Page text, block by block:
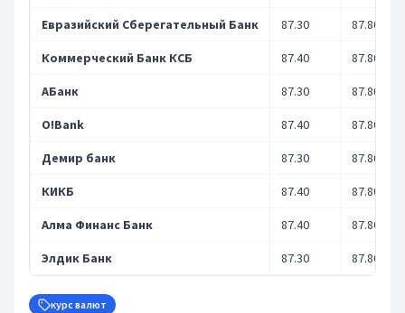
Евразийский Сберегательный Банк 87.30 87.80
Коммерческий Банк КСБ 87.40 87.80
АБанк 87.30 87.80
O!Bank 87.40 87.80
Демир банк 87.30 87.80
КИКБ 87.40 87.80
Алма Финанс Банк 87.40 87.80
Элдик Банк 87.30 87.80
курс валют